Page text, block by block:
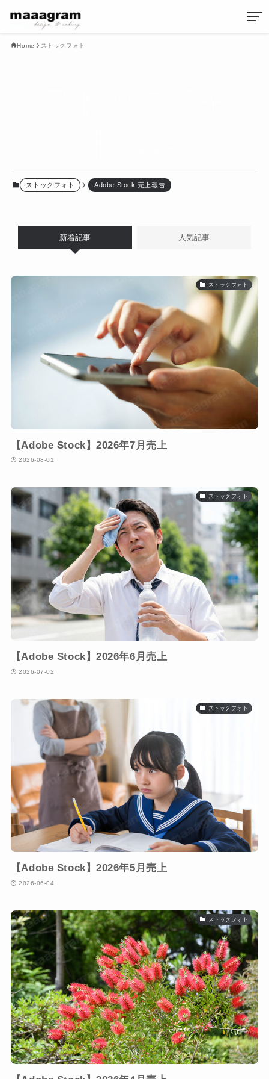
Home ストックフォト
ストックフォト Adobe Stock 売上報告
新着記事 人気記事
ストックフォト
【Adobe Stock】2026年7月売上
2026-08-01
ストックフォト
【Adobe Stock】2026年6月売上
2026-07-02
ストックフォト
【Adobe Stock】2026年5月売上
2026-06-04
ストックフォト